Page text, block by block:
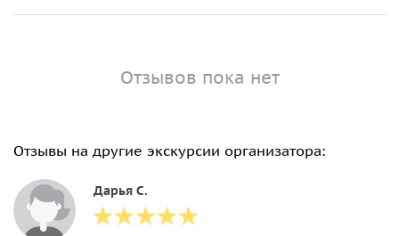
Отзывов пока нет
Отзывы на другие экскурсии организатора:
Дарья С.